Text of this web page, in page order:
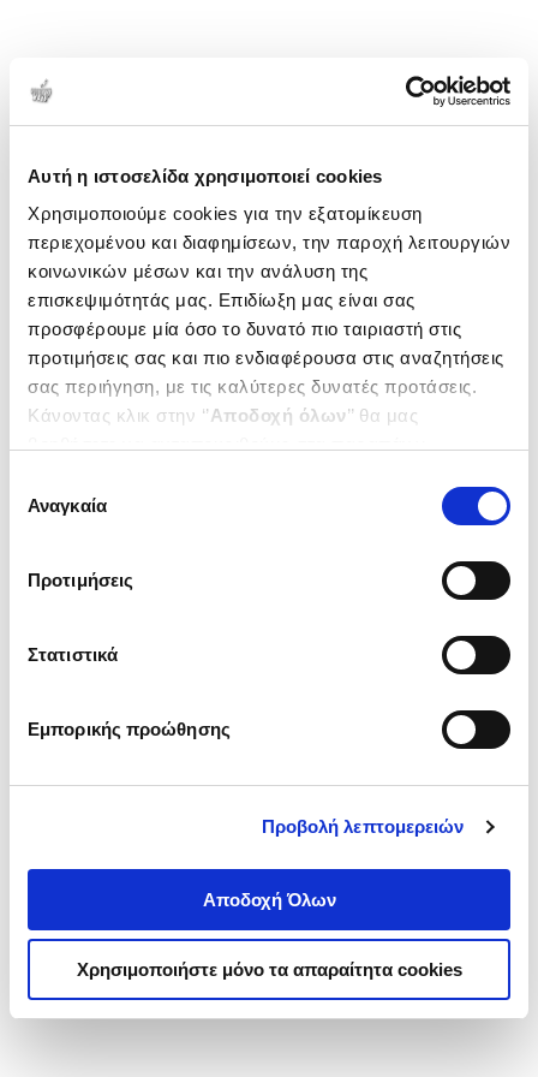
Αυτή η ιστοσελίδα χρησιμοποιεί cookies
Χρησιμοποιούμε cookies για την εξατομίκευση
περιεχομένου και διαφημίσεων, την παροχή λειτουργιών
κοινωνικών μέσων και την ανάλυση της
επισκεψιμότητάς μας. Επιδίωξη μας είναι σας
προσφέρουμε μία όσο το δυνατό πιο ταιριαστή στις
προτιμήσεις σας και πιο ενδιαφέρουσα στις αναζητήσεις
σας περιήγηση, με τις καλύτερες δυνατές προτάσεις.
Κάνοντας κλικ στην ‘’Αποδοχή όλων’’ θα μας
ενδιαφέρουν και να επιλέξετε από τα παρακάτω με την
΄΄και να ενημερωθείτε σχετικά με
συγκατάθεσης
Αναγκαία
Προτιμήσεις
Στατιστικά
Εμπορικής προώθησης
Προβολή λεπτομερειών
Αποδοχή Όλων
Χρησιμοποιήστε μόνο τα απαραίτητα cookies